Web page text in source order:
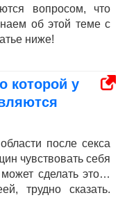
вопросом, что
об этой теме с
ниже!
которой у
после секса
чувствовать себя
сделать это…
трудно сказать.